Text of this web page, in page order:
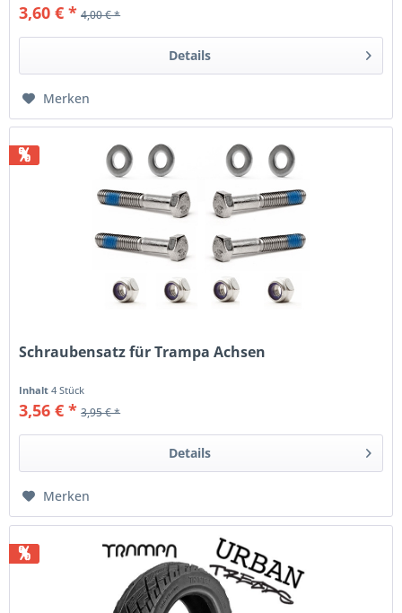
3,60 € * 4,00 € *
Details
Merken
%
Schraubensatz für Trampa Achsen
Inhalt4 Stück
3,56 € * 3,95 € *
Details
Merken
%